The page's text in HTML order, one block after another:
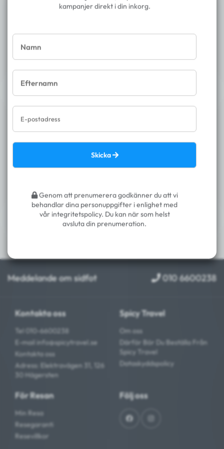
kampanjer direkt i din inkorg.
E-postadress
Skicka
Genom att prenumerera godkänner du att vi
behandlar dina personuppgifter i enlighet med
vår integritetspolicy. Du kan när som helst
avsluta din prenumeration.
Du har valt 1 rum för 7 Nätter
Utgående - 2026/11/04
07:15 - 13:30
Arlanda Hurgada flygplats
6 tim 15 min Mer information
Norwegian
Retur - 2026/11/11
14:30 - 19:20
Direktflyg
4 tim 50 min Mer information
Priserna inkluderar alla skatter.
Slutför bokningen
Meddelande om sidfot 010 6600238
Kontakta oss
Tel 010-6600238
E-mail info@spicytravel.se
Kontakta oss
Adress: Elektravägen 31, 126
30 Hägersten
Spicy Travel
Om oss
Därför Bör Du Beställa Från
Spicy Travel
Dataskyddspolicy
För Resan
Min Resa
Resegaranti
Resevillkor
Följ oss